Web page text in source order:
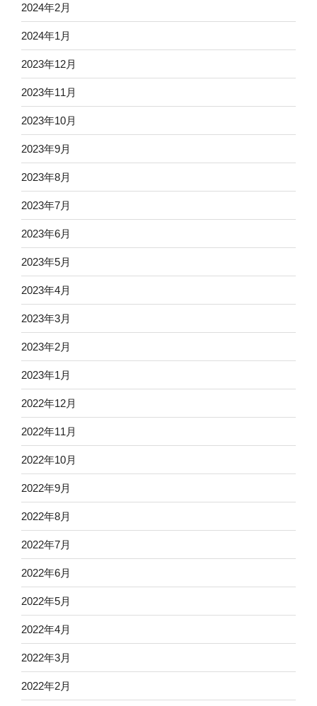
2024年2月
2024年1月
2023年12月
2023年11月
2023年10月
2023年9月
2023年8月
2023年7月
2023年6月
2023年5月
2023年4月
2023年3月
2023年2月
2023年1月
2022年12月
2022年11月
2022年10月
2022年9月
2022年8月
2022年7月
2022年6月
2022年5月
2022年4月
2022年3月
2022年2月